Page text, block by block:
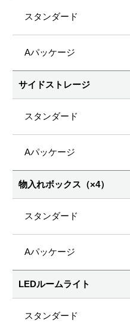
サイドストレージ
物入れボックス（×4）
LEDルームライト